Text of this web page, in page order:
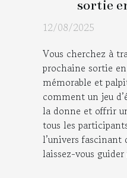
sortie
12/08/2025
Vous cherchez à
prochaine sortie
mémorable et
comment un jeu
la donne et offrir
tous les
l’univers fascinant
laissez-vous